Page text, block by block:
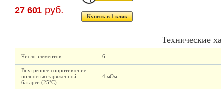
27 601 руб.
Купить в 1 клик
Технические
Число элементов 6
Внутреннее сопротивление
полностью заряженной
батареи (25°C)
4 мОм